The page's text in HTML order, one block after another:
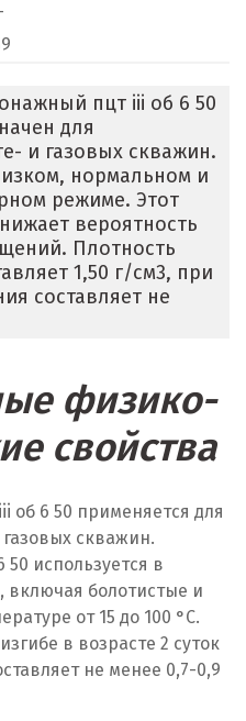
пцт iii об 6 50
для
и газовых скважин.
нормальном и
режиме. Этот
вероятность
Плотность
1,50 г/см3, при
составляет не
физико-
свойства
об 6 50 применяется для
скважин.
используется в
включая болотистые и
от 15 до 100 °C.
в возрасте 2 суток
не менее 0,7-0,9